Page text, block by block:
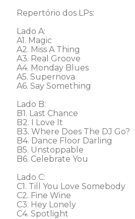
Repertório dos LPs:
Lado A:
A1. Magic
A2. Miss A Thing
A3. Real Groove
A4. Monday Blues
A5. Supernova
A6. Say Something
Lado B:
B1. Last Chance
B2. I Love It
B3. Where Does The DJ Go?
B4. Dance Floor Darling
B5. Unstoppable
B6. Celebrate You
Lado C:
C1. Till You Love Somebody
C2. Fine Wine
C3. Hey Lonely
C4. Spotlight